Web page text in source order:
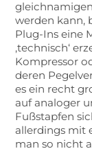
werden kann,
Plug-Ins eine
‚technisch‘
Kompressor
deren
es ein recht
auf analoger
Fußstapfen
allerdings mit
man so nicht